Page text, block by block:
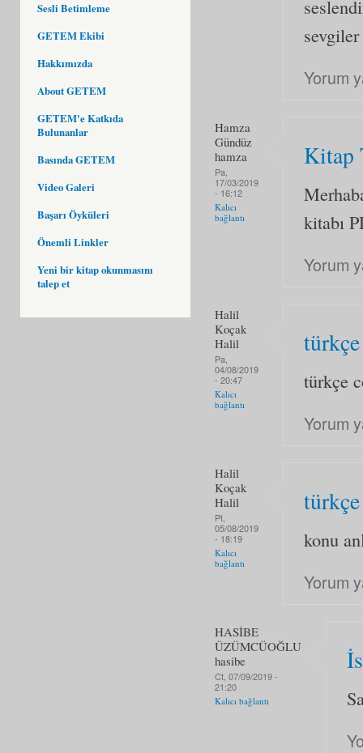
Sesli Betimleme
GETEM Ekibi
Hakkımızda
About GETEM
GETEM'e Katkıda
Bulunanlar
Basında GETEM
Video Galeri
Başarı Öyküleri
Önemli Linkler
Yeni bir kitap okunmasını
talep et
Yorum
Hamza
Gündüz
hamza
Pa,
17/03/2019
- 16:12
Kalıcı
bağlantı
Kitap
kitabı
Yorum
Halil
Koçak
Halil
Pa,
04/08/2019
- 20:47
Kalıcı
bağlantı
türkçe
türkçe
Yorum
Halil
Koçak
Halil
Pt,
05/08/2019
- 18:19
Kalıcı
bağlantı
türkçe
konu
Yorum
HASİBE
ÜZÜMCÜOĞLU
hasibe
Ct, 07/09/2019 -
21:20
Kalıcı bağlantı